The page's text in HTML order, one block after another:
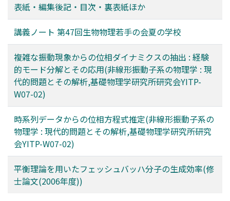
表紙・編集後記・目次・裏表紙ほか
講義ノート 第47回生物物理若手の会夏の学校
複雑な振動現象からの位相ダイナミクスの抽出 : 経験
的モード分解とその応用(非線形振動子系の物理学 : 現
代的問題とその解析,基礎物理学研究所研究会YITP-
W07-02)
時系列データからの位相方程式推定(非線形振動子系の
物理学 : 現代的問題とその解析,基礎物理学研究所研究
会YITP-W07-02)
平衡理論を用いたフェッシュバッハ分子の生成効率(修
士論文(2006年度))